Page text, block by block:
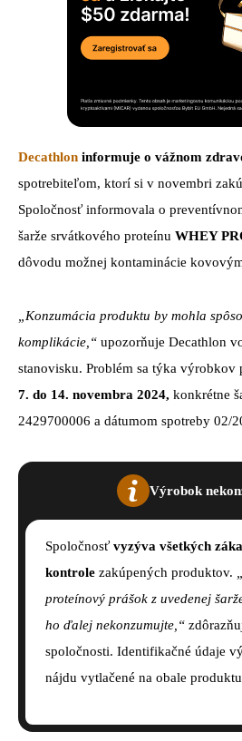
Decathlon informuje o vážnom
spotrebiteľom, ktorí si v novembri
Spoločnosť informovala o
šarže srvátkového proteínu WHEY
dôvodu možnej kontaminácie
„Konzumácia produktu by mohla
komplikácie,“ upozorňuje Decathlon
stanovisku. Problém sa týka výrobkov
7. do 14. novembra 2024, konkrétne
2429700006 a dátumom spotreby 02/
Výrobok
Spoločnosť vyzýva všetkých
kontrole zakúpených produktov.
proteínový prášok z uvedenej
ho ďalej nekonzumujte,“
spoločnosti. Identifikačné údaje
nájdu vytlačené na obale